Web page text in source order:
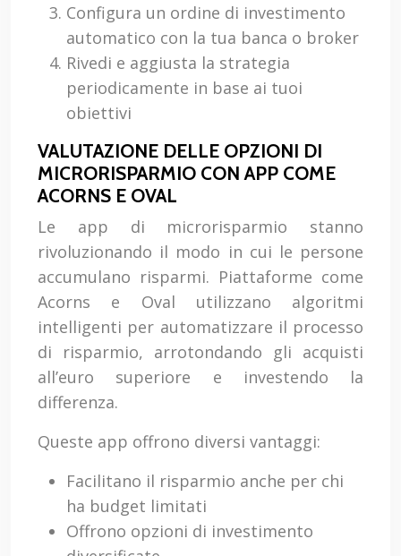
Configura un ordine di investimento
automatico con la tua banca o broker
Rivedi e aggiusta la strategia
periodicamente in base ai tuoi
obiettivi
VALUTAZIONE DELLE OPZIONI DI
MICRORISPARMIO CON APP COME
ACORNS E OVAL
Le app di microrisparmio stanno
rivoluzionando il modo in cui le persone
accumulano risparmi. Piattaforme come
Acorns e Oval utilizzano algoritmi
intelligenti per automatizzare il processo
di risparmio, arrotondando gli acquisti
all’euro superiore e investendo la
differenza.
Queste app offrono diversi vantaggi:
Facilitano il risparmio anche per chi
ha budget limitati
Offrono opzioni di investimento